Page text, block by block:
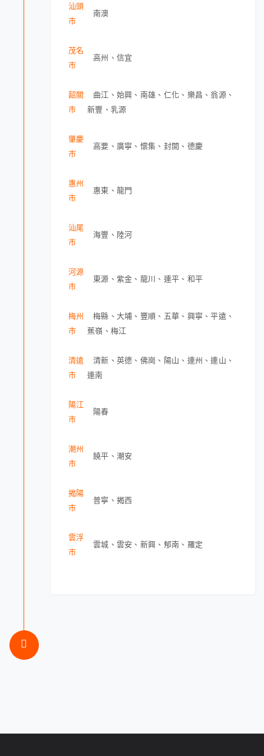
汕頭
市
南澳
茂名
市
高州、信宜
韶關
市
曲江、始興、南雄、仁化、樂昌、翁源、
新豐、乳源
肇慶
市
高要、廣寧、懷集、封開、德慶
惠州
市
惠東、龍門
汕尾
市
海豐、陸河
河源
市
東源、紫金、龍川、連平、和平
梅州
市
梅縣、大埔、豐順、五華、興寧、平遠、
蕉嶺、梅江
清遠
市
清新、英德、佛崗、陽山、連州、連山、
連南
陽江
市
陽春
潮州
市
饒平、潮安
揭陽
市
普寧、揭西
雲浮
市
雲城、雲安、新興、郁南、羅定